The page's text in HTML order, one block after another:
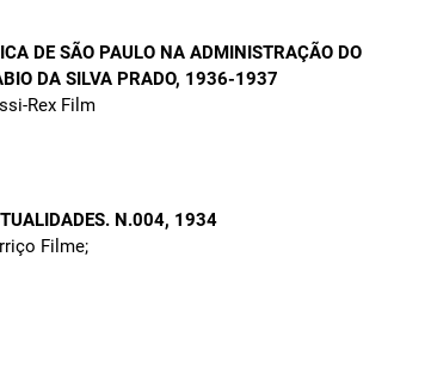
DE SÃO PAULO NA ADMINISTRAÇÃO DO
DA SILVA PRADO, 1936-1937
Rex Film
N.004, 1934
Filme;